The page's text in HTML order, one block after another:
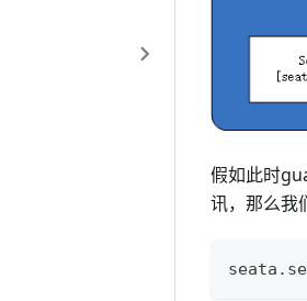
假如此时
讯，那么我